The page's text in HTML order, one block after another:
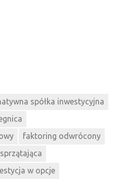
spółka inwestycyjna
faktoring odwrócony
w opcje